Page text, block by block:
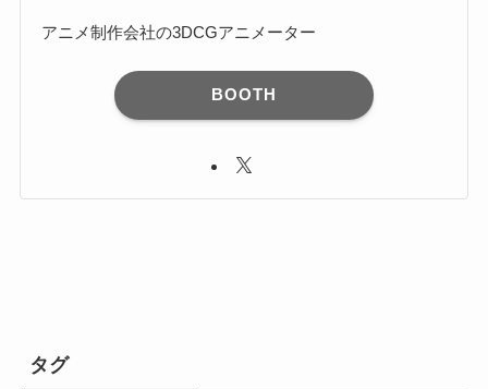
アニメ制作会社の3DCGアニメーター
BOOTH
タグ